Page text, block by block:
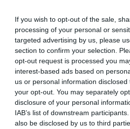
If you wish to opt-out of the sale,
processing of your personal or
targeted advertising by us, please
section to confirm your selection.
opt-out request is processed you
interest-based ads based on
us or personal information
your opt-out. You may separately
disclosure of your personal
IAB’s list of downstream
also be disclosed by us to third